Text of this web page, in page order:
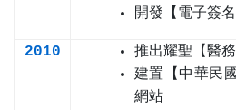
開發【電子簽
2010
推出耀聖【醫
建置【中華民
網站